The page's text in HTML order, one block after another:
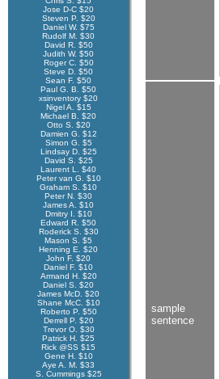
Jose D-C $20
Steven P. $20
Daniel W. $75
Rudolf M. $30
David R. $50
Judith W. $50
Roger C. $50
Steve D. $50
Sean F. $50
Paul G. B. $50
xsinventory $20
Nigel A. $15
Michael B. $20
Otto S. $20
Damien G. $12
Simon G. $5
Lindsay D. $25
David S. $25
Laurent L. $40
Peter van G. $10
Graham S. $10
Peter N. $30
James A. $10
Dmitry I. $10
Edward R. $50
Roderick S. $30
Mason S. $5
Henning E. $20
John F. $20
Daniel F. $10
Armand H. $20
Daniel S. $20
James McD. $20
Shane McC. $10
Roberto P. $50
Derrell P. $20
Trevor O. $30
Patrick H. $25
Rick @SS $15
Gene H. $10
Aye A. M. $33
S. Cummings $25
sample
sentence